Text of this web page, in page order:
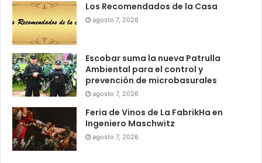
Los Recomendados de la Casa
agosto 7, 2026
Escobar suma la nueva Patrulla
Ambiental para el control y
prevención de microbasurales
agosto 7, 2026
Feria de Vinos de La FabrikHa en
Ingeniero Maschwitz
agosto 7, 2026